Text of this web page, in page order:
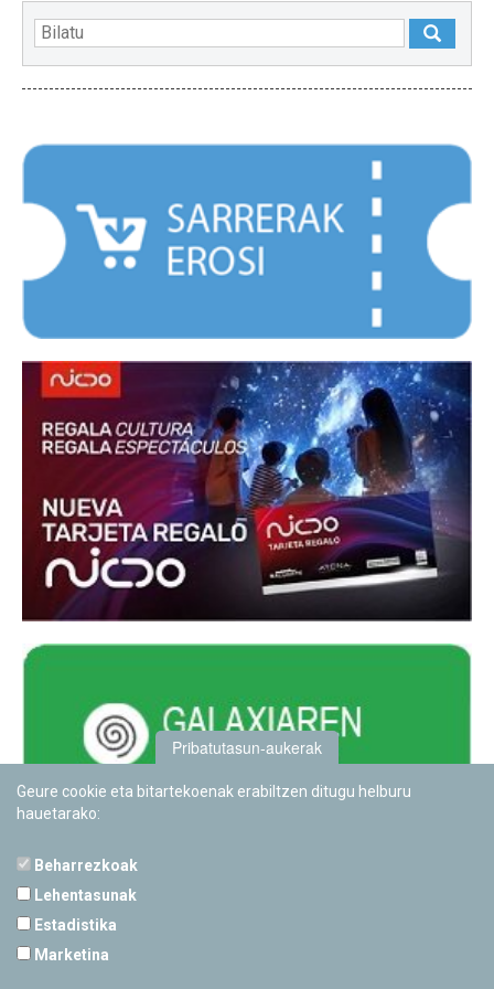
Pribatutasun-aukerak
Geure cookie eta bitartekoenak erabiltzen ditugu helburu
hauetarako:
Beharrezkoak
Lehentasunak
Estadistika
Marketina